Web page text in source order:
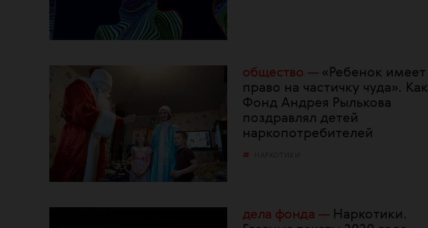
общество
«Ребенок имеет
право на частичку чуда». Как
Фонд Андрея Рылькова
поздравлял детей
наркопотребителей
дела фонда
Наркотики.